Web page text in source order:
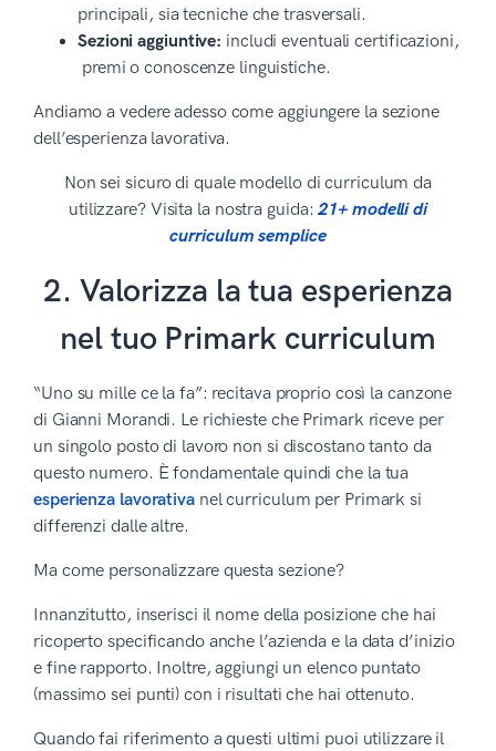
principali, sia tecniche che trasversali.
Sezioni aggiuntive: includi eventuali certificazioni,
premi o conoscenze linguistiche.
Andiamo a vedere adesso come aggiungere la sezione
dell’esperienza lavorativa.
Non sei sicuro di quale modello di curriculum da
utilizzare? Visita la nostra guida:21+ modelli di
curriculum semplice
2. Valorizza la tua esperienza
nel tuo Primark curriculum
“Uno su mille ce la fa”: recitava proprio così la canzone
di Gianni Morandi. Le richieste che Primark riceve per
un singolo posto di lavoro non si discostano tanto da
questo numero. È fondamentale quindi che la tua
esperienza lavorativanel curriculum per Primark si
differenzi dalle altre.
Ma come personalizzare questa sezione?
Innanzitutto, inserisci il nome della posizione che hai
ricoperto specificando anche l’azienda e la data d’inizio
e fine rapporto. Inoltre, aggiungi un elenco puntato
(massimo sei punti) con i risultati che hai ottenuto.
Quando fai riferimento a questi ultimi puoi utilizzare il